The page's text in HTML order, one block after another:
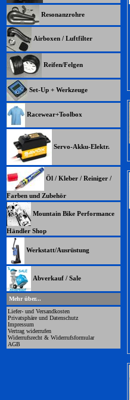
Resonanzrohre
Airboxen / Luftfilter
Reifen/Felgen
Set-Up + Werkzeuge
Racewear+Toolbox
Servo-Akku-Elektr.
Öl / Kleber / Reiniger /
Farben und Zubehör
Mountain Bike Performance
Händler Shop
Werkstatt/Ausrüstung
Abverkauf / Sale
Mehr über...
Liefer- und Versandkosten
Privatsphäre und Datenschutz
Impressum
Vertrag widerrufen
Widerrufsrecht & Widerrufsformular
AGB